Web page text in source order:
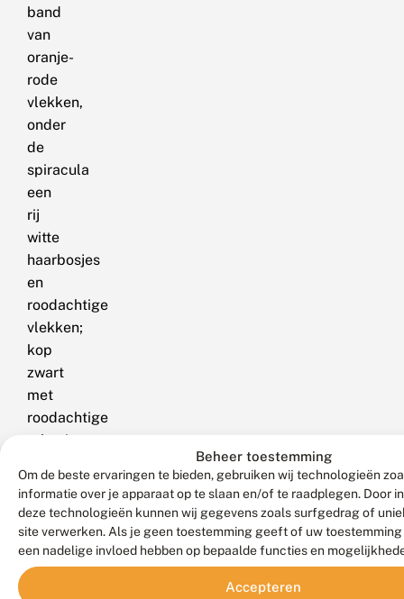
Beheer toestemming
Om de beste ervaringen te bieden, gebruiken wij technologieën
informatie over je apparaat op te slaan en/of te raadplegen. Door
deze technologieën kunnen wij gegevens zoals surfgedrag of
site verwerken. Als je geen toestemming geeft of uw
een nadelige invloed hebben op bepaalde functies en
Accepteren
band
van
oranje-
rode
vlekken,
onder
de
spiracula
een
rij
witte
haarbosjes
en
roodachtige
vlekken;
kop
zwart
met
roodachtige
tekening.
Foto's